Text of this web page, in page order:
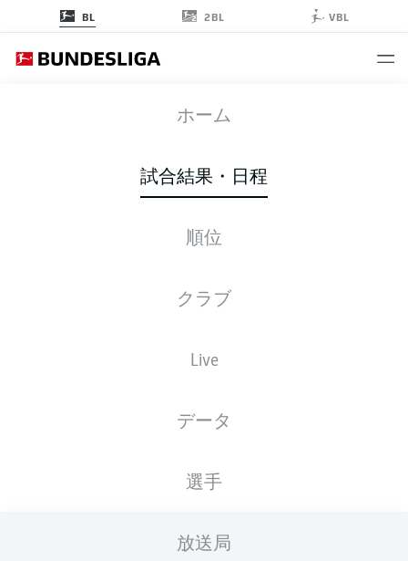
BL 2BL VBL
ホーム
試合結果・日程
順位
クラブ
Live
データ
選手
放送局
SVW FCB
スターティングメンバー